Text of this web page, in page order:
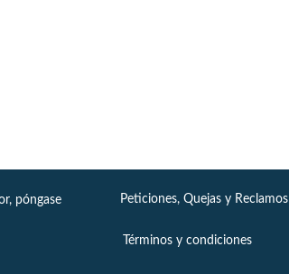
póngase
Peticiones, Quejas y Reclamos
Términos y condiciones